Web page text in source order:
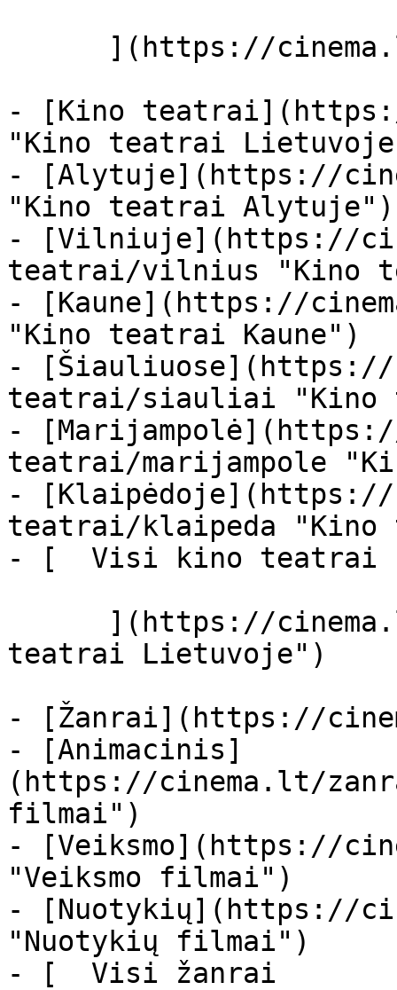
- [Kino
"Kino teatrai
- [Alytuje](https://
"Kino teatrai Alytuje")
- [Vilniuje](https://
teatrai/vilnius "Kino
- [Kaune](https://
"Kino teatrai Kaune")
- [Šiauliuose](https://
teatrai/siauliai "Kino
-
teatrai/marijampole
- [Klaipėdoje](https://
teatrai/klaipeda
- [  Visi kino
teatrai Lietuvoje")
- [Žanrai](https://
- [Animacinis]
(https://cinema.lt/
filmai")
- [Veiksmo](https://
"Veiksmo filmai")
- [Nuotykių](https://
"Nuotykių filmai")
- [  Visi žanrai